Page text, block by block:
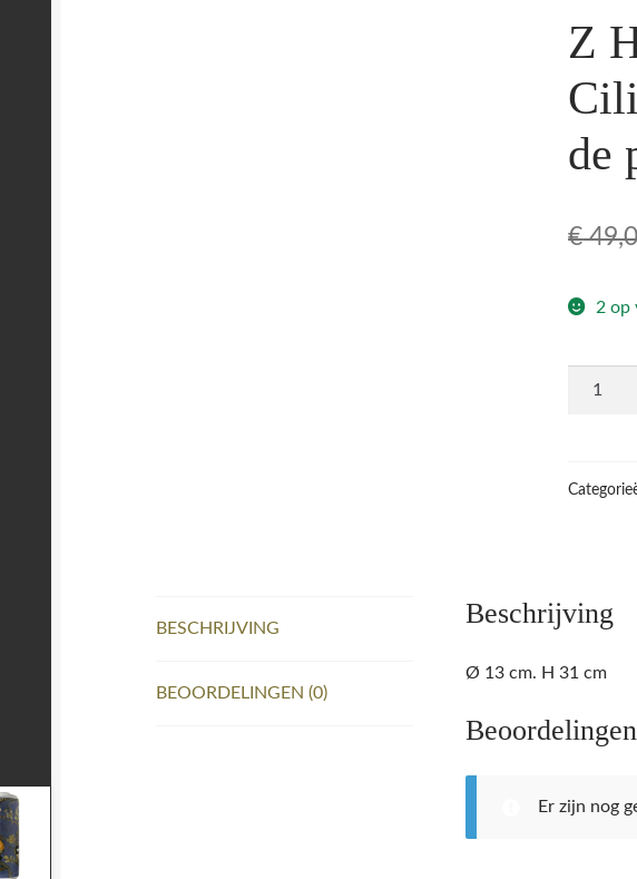
Z
de
€
2 op
Meisje
pastel.
aantal
BESCHRIJVING
BEOORDELINGEN (0)
Beschrijving
Ø 13 cm. H 31 cm
Beoordelingen
Er zijn nog